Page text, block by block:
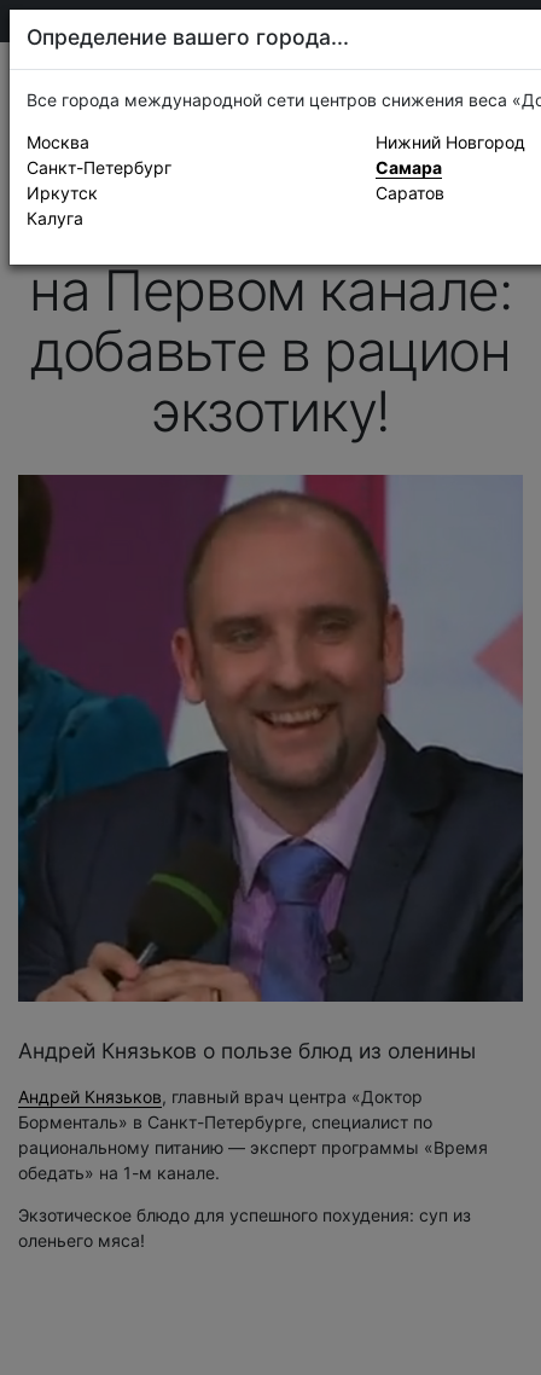
Новости
24 мая 2013 г.
Первый канал, «Время обедать»
Андрей Князьков
на Первом канале:
добавьте в рацион
экзотику!
Андрей Князьков о пользе блюд из оленины
Андрей Князьков, главный врач центра «Доктор
Борменталь» в Санкт-Петербурге, специалист по
рациональному питанию — эксперт программы «Время
обедать» на 1-м канале.
Экзотическое блюдо для успешного похудения: суп из
оленьего мяса!
Определение вашего города...
Все города международной сети центров снижения веса
Москва
Санкт-Петербург
Иркутск
Калуга
Нижний Новгород
Самара
Саратов